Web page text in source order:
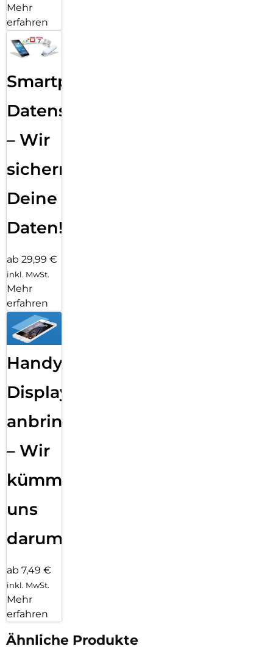
Mehr
erfahren
Smartphone
Datensicherung
– Wir
sichern
Deine
Daten!
ab 29,99 €
inkl. MwSt.
Mehr
erfahren
Handy
Displayfolie
anbringen
– Wir
kümmern
uns
darum!
ab 7,49 €
inkl. MwSt.
Mehr
erfahren
Ähnliche Produkte